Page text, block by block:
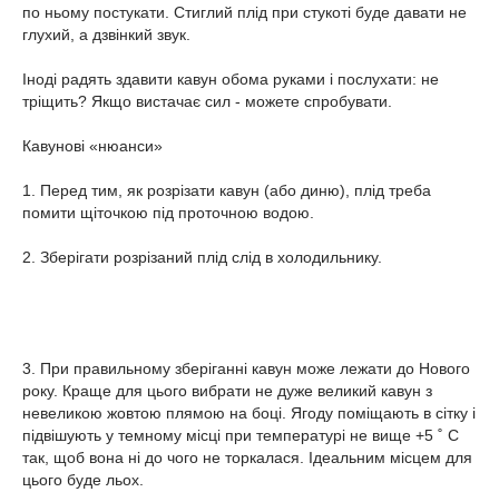
по ньому постукати. Стиглий плід при стукоті буде давати не
глухий, а дзвінкий звук.
Іноді радять здавити кавун обома руками і послухати: не
тріщить? Якщо вистачає сил - можете спробувати.
Кавунові «нюанси»
1. Перед тим, як розрізати кавун (або диню), плід треба
помити щіточкою під проточною водою.
2. Зберігати розрізаний плід слід в холодильнику.
3. При правильному зберіганні кавун може лежати до Нового
року. Краще для цього вибрати не дуже великий кавун з
невеликою жовтою плямою на боці. Ягоду поміщають в сітку і
підвішують у темному місці при температурі не вище +5 ˚ С
так, щоб вона ні до чого не торкалася. Ідеальним місцем для
цього буде льох.